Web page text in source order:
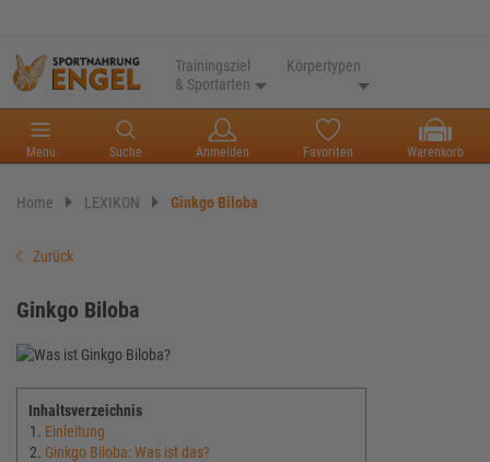
Trainingsziel
& Sportarten
Körpertypen
Menü Suche Anmelden Favoriten Warenkorb
Home LEXIKON Ginkgo Biloba
Zurück
Ginkgo Biloba
Inhaltsverzeichnis
Einleitung
Ginkgo Biloba: Was ist das?